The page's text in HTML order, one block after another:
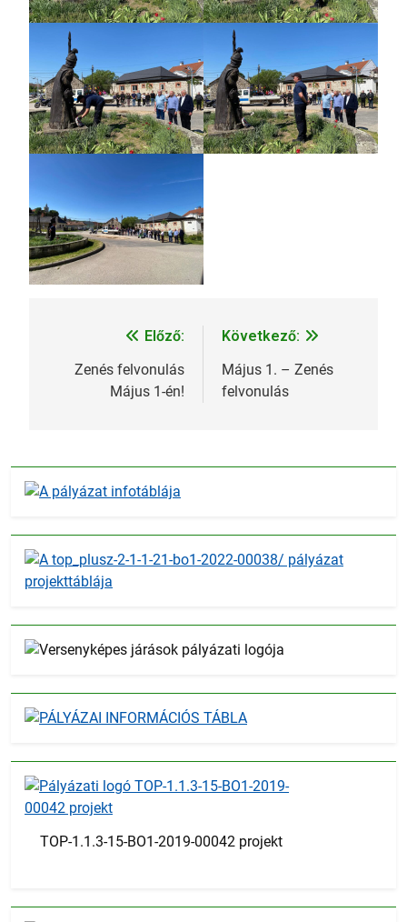
Bejegyzés
navigáció
Előző:
Zenés felvonulás
Május 1-én!
Következő:
Május 1. – Zenés
felvonulás
TOP-1.1.3-15-BO1-2019-00042 projekt